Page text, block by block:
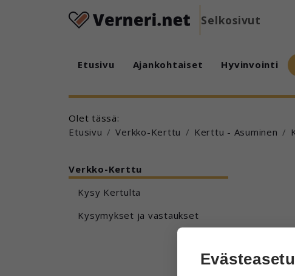
Selkosivut
Etusivu Ajankohtaiset Hyvinvointi
Olet tässä:
Etusivu
Verkko-Kerttu Kerttu - Asuminen
Verkko-Kerttu
Kysy Kertulta
Kysymykset ja vastaukset